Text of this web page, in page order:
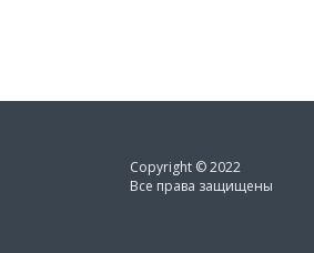
Copyright © 2022
Все права защищены